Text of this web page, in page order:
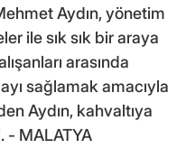
Aydın, yönetim
ile sık sık bir araya
arasında
sağlamak amacıyla
Aydın, kahvaltıya
- MALATYA